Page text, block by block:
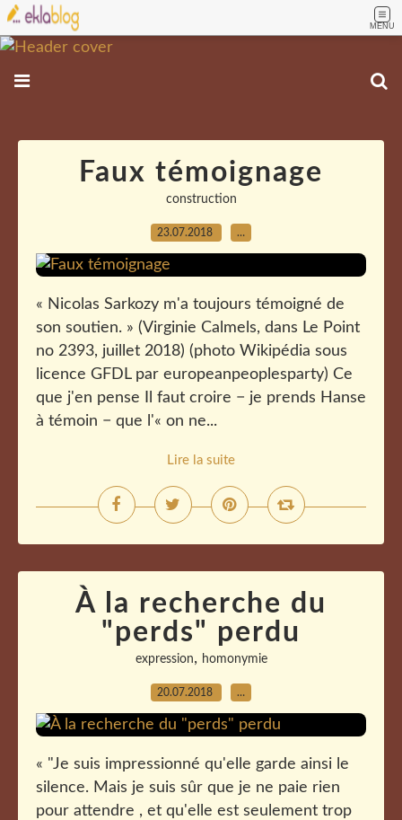
MENU
Faux témoignage
construction
23.07.2018 …
« Nicolas Sarkozy m'a toujours témoigné de
son soutien. » (Virginie Calmels, dans Le Point
no 2393, juillet 2018) (photo Wikipédia sous
licence GFDL par europeanpeoplesparty) Ce
que j'en pense Il faut croire − je prends Hanse
à témoin − que l'« on ne...
Lire la suite
À la recherche du
"perds" perdu
expression, homonymie
20.07.2018 …
« "Je suis impressionné qu'elle garde ainsi le
silence. Mais je suis sûr que je ne paie rien
pour attendre , et qu'elle est seulement trop